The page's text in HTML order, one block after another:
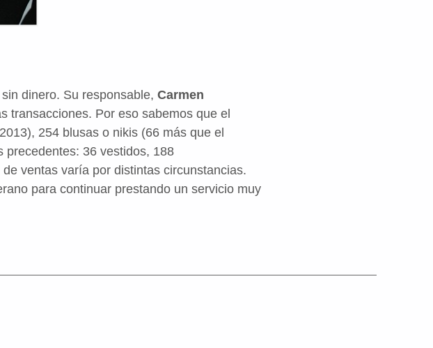
dinero. Su responsable, Carmen
transacciones. Por eso sabemos que el
254 blusas o nikis (66 más que el
precedentes: 36 vestidos, 188
ventas varía por distintas circunstancias.
para continuar prestando un servicio muy